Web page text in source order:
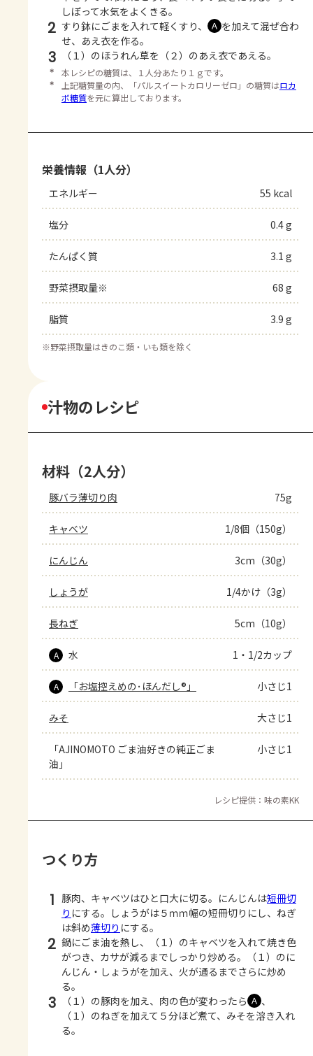
しぼって水気をよくきる。
2 すり鉢にごまを入れて軽くすり、 Ａ を加えて混ぜ合わ
せ、あえ衣を作る。
3 （１）のほうれん草を（２）のあえ衣であえる。
＊
本レシピの糖質は、１人分あたり１ｇです。
＊
上記糖質量の内、「パルスイートカロリーゼロ」の糖質はロカ
ボ糖質を元に算出しております。
栄養情報（1人分）
エネルギー 55 kcal
塩分 0.4 g
たんぱく質 3.1 g
野菜摂取量※ 68 g
脂質 3.9 g
※野菜摂取量はきのこ類・いも類を除く
汁物のレシピ
材料（2人分）
豚バラ薄切り肉 75g
キャベツ 1/8個（150g）
にんじん 3cm（30g）
しょうが 1/4かけ（3g）
長ねぎ 5cm（10g）
A 水 1・1/2カップ
A 「お塩控えめの･ほんだし®」 小さじ1
みそ 大さじ1
「AJINOMOTO ごま油好きの純正ごま
油」
小さじ1
レシピ提供：味の素KK
つくり方
1 豚肉、キャベツはひと口大に切る。にんじんは短冊切
り にする。しょうがは５ｍｍ幅の短冊切りにし、ねぎ
は斜め薄切り にする。
2 鍋にごま油を熱し、（１）のキャベツを入れて焼き色
がつき、カサが減るまでしっかり炒める。（１）のに
んじん・しょうがを加え、火が通るまでさらに炒め
る。
3 （１）の豚肉を加え、肉の色が変わったら Ａ 、
（１）のねぎを加えて５分ほど煮て、みそを溶き入れ
る。